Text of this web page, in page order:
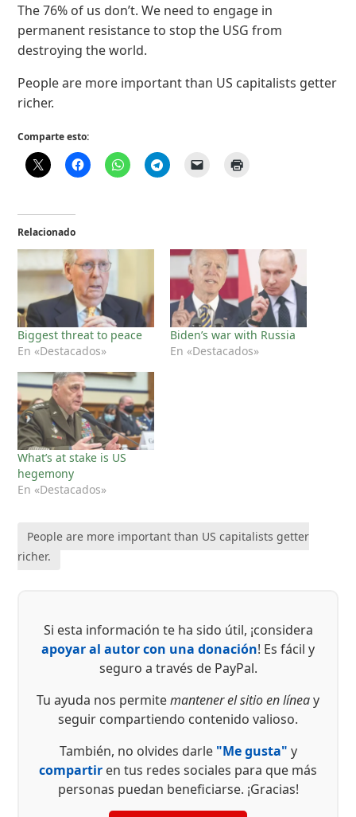
The 76% of us don’t. We need to engage in
permanent resistance to stop the USG from
destroying the world.
People are more important than US capitalists getter
richer.
Comparte esto:
Relacionado
Biggest threat to peace
En «Destacados»
Biden’s war with Russia
En «Destacados»
What’s at stake is US
hegemony
En «Destacados»
People are more important than US capitalists getter
richer.
Si esta información te ha sido útil, ¡considera
apoyar al autor con una donación! Es fácil y
seguro a través de PayPal.
Tu ayuda nos permitemantener el sitio en líneay
seguir compartiendo contenido valioso.
También, no olvides darle "Me gusta" y
compartir en tus redes sociales para que más
personas puedan beneficiarse. ¡Gracias!